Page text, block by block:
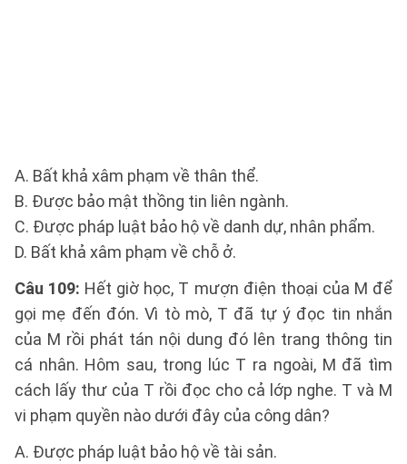
A. Bất khả xâm phạm về thân thể.
B. Được bảo mật thồng tin liên ngành.
C. Được pháp luật bảo hộ về danh dự, nhân phẩm.
D. Bất khả xâm phạm về chỗ ở.
Câu 109: Hết giờ học, T mượn điện thoại của M để
gọi mẹ đến đón. Vì tò mò, T đã tự ý đọc tin nhắn
của M rồi phát tán nội dung đó lên trang thông tin
cá nhân. Hôm sau, trong lúc T ra ngoài, M đã tìm
cách lấy thư của T rồi đọc cho cả lớp nghe. T và M
vi phạm quyền nào dưới đây của công dân?
A. Được pháp luật bảo hộ về tài sản.